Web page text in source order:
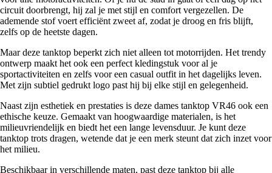
circuit doorbrengt, hij zal je met stijl en comfort vergezellen. De
ademende stof voert efficiënt zweet af, zodat je droog en fris blijft,
zelfs op de heetste dagen.
Maar deze tanktop beperkt zich niet alleen tot motorrijden. Het trendy
ontwerp maakt het ook een perfect kledingstuk voor al je
sportactiviteiten en zelfs voor een casual outfit in het dagelijks leven.
Met zijn subtiel gedrukt logo past hij bij elke stijl en gelegenheid.
Naast zijn esthetiek en prestaties is deze dames tanktop VR46 ook een
ethische keuze. Gemaakt van hoogwaardige materialen, is het
milieuvriendelijk en biedt het een lange levensduur. Je kunt deze
tanktop trots dragen, wetende dat je een merk steunt dat zich inzet voor
het milieu.
Beschikbaar in verschillende maten, past deze tanktop bij alle